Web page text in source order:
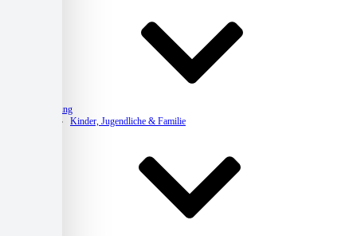
Beratung
Kinder, Jugendliche & Familie